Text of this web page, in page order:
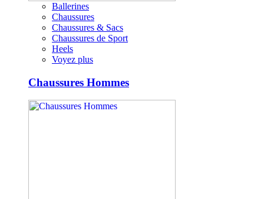
Ballerines
Chaussures
Chaussures & Sacs
Chaussures de Sport
Heels
Voyez plus
Chaussures Hommes